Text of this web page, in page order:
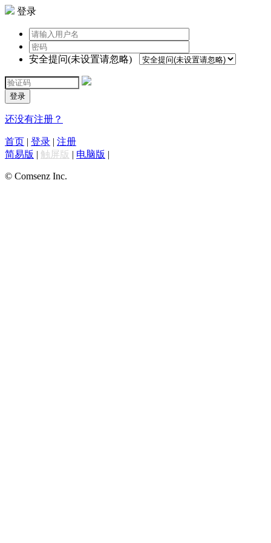
登录
安全提问(未设置请忽略)
登录
还没有注册？
首页 | 登录 | 注册
简易版 | 触屏版 | 电脑版 |
© Comsenz Inc.